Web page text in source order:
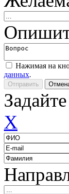
Нажимая на
данных.
X